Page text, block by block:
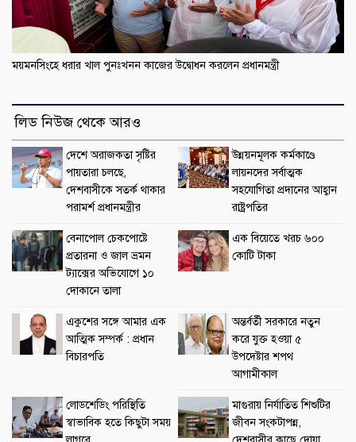
ময়মনসিংহে ধরার খাল পুনঃখনন কাজের উদ্বোধন করলেন প্রধানমন্ত্রী
লিড নিউজ থেকে আরও
দেশে অরাজকতা সৃষ্টির
পায়তারা চলছে,
দেশবাসীকে সতর্ক থাকার
পরামর্শ প্রধানমন্ত্রীর
উন্নয়নমূলক কর্মকাণ্ডে
লায়নদের সর্বাত্মক
সহযোগিতা প্রদানের আহ্বান
রাষ্ট্রপতির
বেনাপোল চেকপোষ্টে
প্রতারনা ও জাল ভ্রমন
ট্যাক্সের অভিযোগে ১০
দোকানে তালা
এক বিয়েতে খরচ ৬০০
কোটি টাকা
একুশের সঙ্গে আমার এক
আত্মিক সম্পর্ক : প্রধান
বিচারপতি
অন্তর্বর্তী সরকারে নতুন
করে যুক্ত হওয়া ৫
উপদেষ্টার শপথ
আগামীকাল
লোডশেডিং পরিস্থিতি
স্বাভাবিক হতে কিছুটা সময়
মাগুরায় নির্যাতিত শিশুটির
জীবন সংকটাপন্ন,